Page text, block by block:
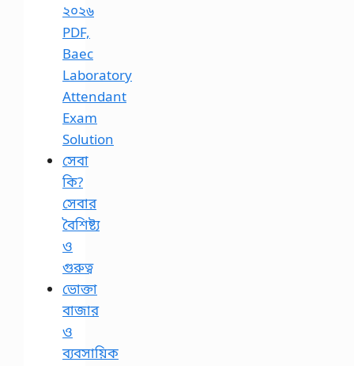
২০২৬
PDF,
Baec
Laboratory
Attendant
Exam
Solution
সেবা
কি?
সেবার
বৈশিষ্ট্য
ও
গুরুত্ব
ভোক্তা
বাজার
ও
ব্যবসায়িক